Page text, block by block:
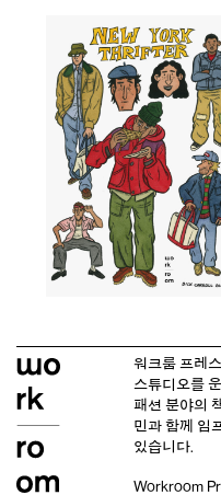
워크룸 프레
스튜디오를
패션 분야의
민과 함께 임
있습니다.
Workroom